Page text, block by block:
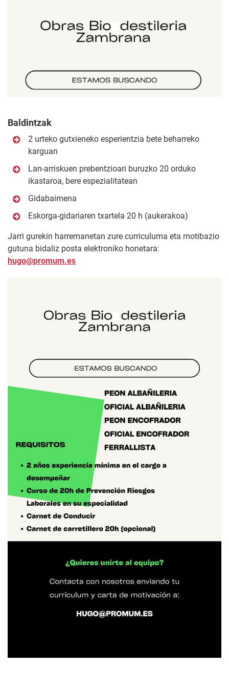
Baldintzak
2 urteko gutxieneko esperientzia bete beharreko
karguan
Lan-arriskuen prebentzioari buruzko 20 orduko
ikastaroa, bere espezialitatean
Gidabaimena
Eskorga-gidariaren txartela 20 h (aukerakoa)
Jarri gurekin harremanetan zure curriculuma eta motibazio
gutuna bidaliz posta elektroniko honetara:
hugo@promum.es